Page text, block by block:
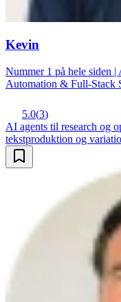
Kevin
Nummer 1 på hele siden
Automation & Full-Stack
5.0(3)
AI agents til research og
tekstproduktion og